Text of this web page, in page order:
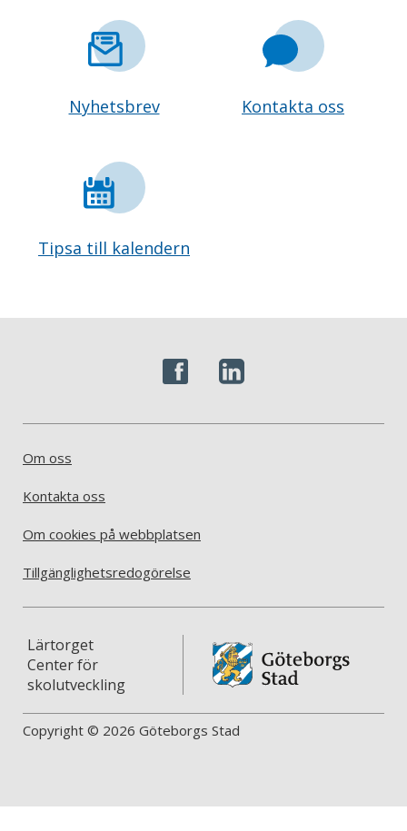
Nyhetsbrev Kontakta oss
Tipsa till kalendern
Om oss
Kontakta oss
Om cookies på webbplatsen
Tillgänglighetsredogörelse
Lärtorget
Center för
skolutveckling
Copyright © 2026 Göteborgs Stad